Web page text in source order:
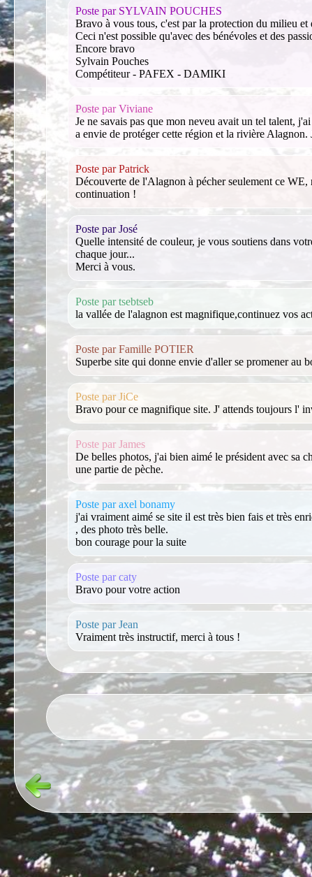
Poste par SYLVAIN POUCHES
Bravo à vous tous, c'est par la protection du milieu et
Ceci n'est possible qu'avec des bénévoles et des
Encore bravo
Sylvain Pouches
Compétiteur - PAFEX - DAMIKI
Poste par Viviane
Je ne savais pas que mon neveu avait un tel talent,
a envie de protéger cette région et la rivière
Poste par Patrick
Découverte de l'Alagnon à pécher seulement ce
continuation !
Poste par José
Quelle intensité de couleur, je vous soutiens dans
chaque jour...
Merci à vous.
Poste par tsebtseb
la vallée de l'alagnon est magnifique,continuez vos
Poste par Famille POTIER
Superbe site qui donne envie d'aller se promener au
Poste par JiCe
Bravo pour ce magnifique site. J' attends toujours l'
Poste par James
De belles photos, j'ai bien aimé le président avec sa
une partie de pèche.
Poste par axel bonamy
j'ai vraiment aimé se site il est très bien fais et très
, des photo très belle.
bon courage pour la suite
Poste par caty
Bravo pour votre action
Poste par Jean
Vraiment très instructif, merci à tous !